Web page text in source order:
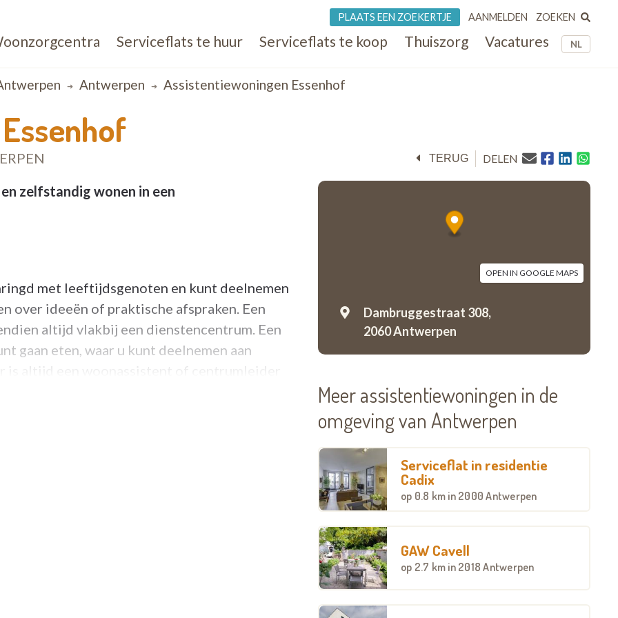
NL
Serviceflats te huur Serviceflats te koop Thuiszorg Vacatures
PLAATS EEN ZOEKERTJE AANMELDEN ZOEKEN
Antwerpen Assistentiewoningen Essenhof
TERUG DELEN
OPEN IN GOOGLE MAPS
Dambruggestraat 308,
2060 Antwerpen
zelfstandig wonen in een
met leeftijdsgenoten en kunt deelnemen
over ideeën of praktische afspraken. Een
altijd vlakbij een dienstencentrum. Een
gaan eten, waar u kunt deelnemen aan
is altijd een woonassistent of centrumleider
bij vragen of problemen.
Meer assistentiewoningen in de
omgeving van Antwerpen
Serviceflat in residentie
Cadix
op 0.8 km in 2000 Antwerpen
GAW Cavell
op 2.7 km in 2018 Antwerpen